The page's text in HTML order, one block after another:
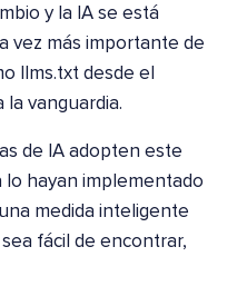
y la IA se está
vez más importante de
llms.txt desde el
vanguardia.
de IA adopten este
lo hayan implementado
medida inteligente
fácil de encontrar,